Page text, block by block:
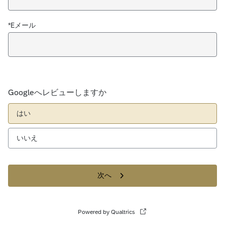
*Eメール
Googleへレビューしますか
はい
いいえ
次へ
Powered by Qualtrics